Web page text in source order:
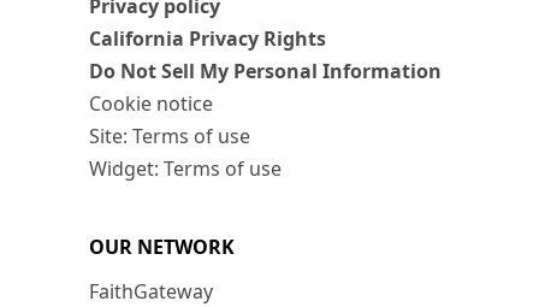
Privacy policy
California Privacy Rights
Do Not Sell My Personal Information
Cookie notice
Site: Terms of use
Widget: Terms of use
OUR NETWORK
FaithGateway